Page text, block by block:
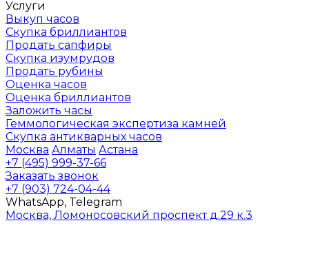
Услуги
Выкуп часов
Скупка бриллиантов
Продать сапфиры
Скупка изумрудов
Продать рубины
Оценка часов
Оценка бриллиантов
Заложить часы
Геммологическая экспертиза камней
Скупка антикварных часов
Москва Алматы Астана
+7 (495) 999-37-66
Заказать звонок
+7 (903) 724-04-44
WhatsApp, Telegram
Москва, Ломоносовский проспект д.29 к.3